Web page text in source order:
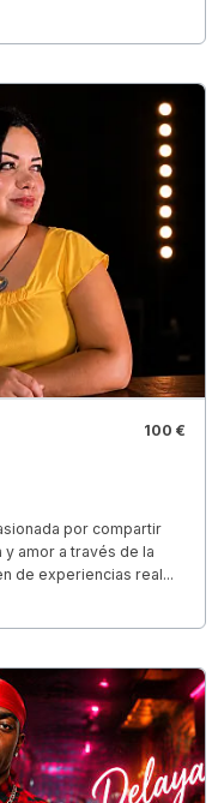
100 €
por compartir
amor a través de la
de experiencias real...